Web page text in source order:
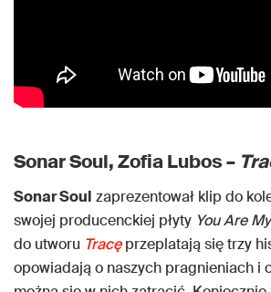
Sonar Soul, Zofia Lubos –
Sonar Soul zaprezentował klip do
swojej producenckiej płyty You Are
do utworu Tracę przeplatają się trzy
opowiadają o naszych pragnieniach i